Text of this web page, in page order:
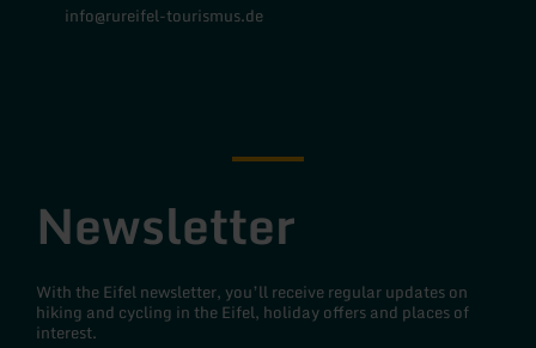
info@rureifel-tourismus.de
Newsletter
With the Eifel newsletter, you’ll receive regular updates on
hiking and cycling in the Eifel, holiday offers and places of
interest.